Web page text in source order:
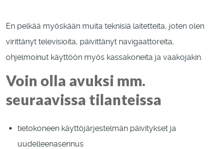
En pelkää myöskään muita teknisiä laitetteita, joten olen
virittänyt televisioita, päivittänyt navigaattoreita,
ohjelmoinut käyttöön myös kassakoneita ja vaakojakin.
Voin olla avuksi mm.
seuraavissa tilanteissa
tietokoneen käyttöjärjestelmän päivitykset ja
uudelleenasennus